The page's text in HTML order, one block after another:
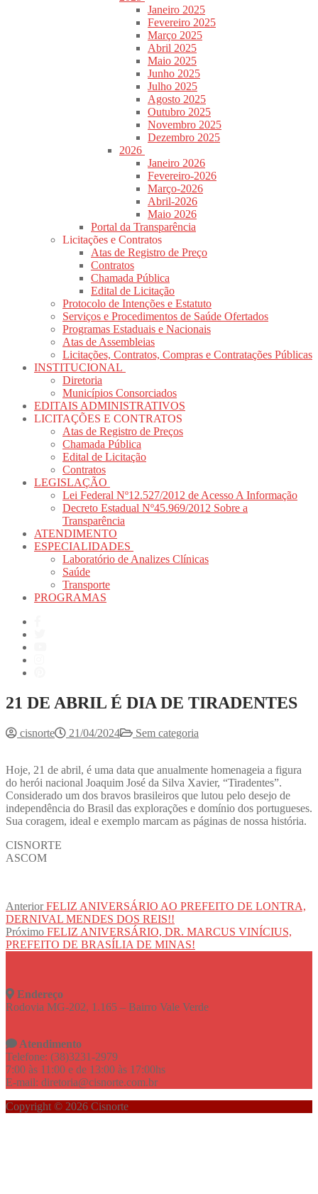
Janeiro 2025
Fevereiro 2025
Março 2025
Abril 2025
Maio 2025
Junho 2025
Julho 2025
Agosto 2025
Outubro 2025
Novembro 2025
Dezembro 2025
2026
Janeiro 2026
Fevereiro-2026
Março-2026
Abril-2026
Maio 2026
Portal da Transparência
Licitações e Contratos
Atas de Registro de Preço
Contratos
Chamada Pública
Edital de Licitação
Protocolo de Intenções e Estatuto
Serviços e Procedimentos de Saúde Ofertados
Programas Estaduais e Nacionais
Atas de Assembleias
Licitações, Contratos, Compras e Contratações Públicas
INSTITUCIONAL
Diretoria
Municípios Consorciados
EDITAIS ADMINISTRATIVOS
LICITAÇÕES E CONTRATOS
Atas de Registro de Preços
Chamada Pública
Edital de Licitação
Contratos
LEGISLAÇÃO
Lei Federal Nº12.527/2012 de Acesso A Informação
Decreto Estadual Nº45.969/2012 Sobre a
Transparência
ATENDIMENTO
ESPECIALIDADES
Laboratório de Analizes Clínicas
Saúde
Transporte
PROGRAMAS
21 DE ABRIL É DIA DE TIRADENTES
cisnorte 21/04/2024 Sem categoria
Hoje, 21 de abril, é uma data que anualmente homenageia a figura
do herói nacional Joaquim José da Silva Xavier, “Tiradentes”.
Considerado um dos bravos brasileiros que lutou pelo desejo de
independência do Brasil das explorações e domínio dos portugueses.
Sua coragem, ideal e exemplo marcam as páginas de nossa história.
CISNORTE
ASCOM
Navegação
de
Post
Anterior Post
anterior:
FELIZ ANIVERSÁRIO AO PREFEITO DE LONTRA,
DERNIVAL MENDES DOS REIS!!
Próximo Próximo
post:
FELIZ ANIVERSÁRIO, DR. MARCUS VINÍCIUS,
PREFEITO DE BRASÍLIA DE MINAS!
Endereço
Rodovia MG-202, 1.165 – Bairro Vale Verde
Atendimento
Telefone: (38)3231-2979
7:00 às 11:00 e de 13:00 às 17:00hs
E-mail: diretoria@cisnorte.com.br
Copyright © 2026 Cisnorte